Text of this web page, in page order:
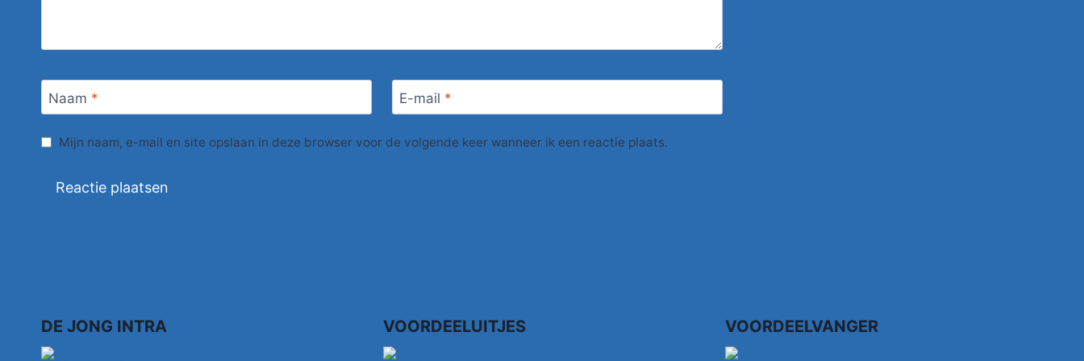
Naam * E-mail *
Mijn naam, e-mail en site opslaan in deze browser voor de volgende keer wanneer ik een reactie plaats.
DE JONG INTRA VOORDEELUITJES VOORDEELVANGER